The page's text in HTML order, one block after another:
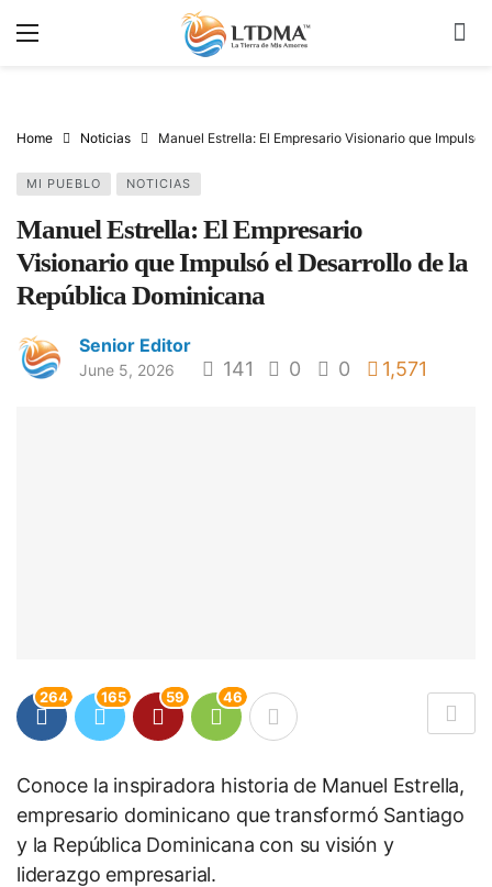
Home Noticias Manuel Estrella: El Empresario Visionario que
MI PUEBLO NOTICIAS
Manuel Estrella: El Empresario
Visionario que Impulsó el Desarrollo de la
República Dominicana
Senior Editor
June 5, 2026 141 0 0 1,571
264 165 59 46
Conoce la inspiradora historia de Manuel Estrella,
empresario dominicano que transformó Santiago
y la República Dominicana con su visión y
liderazgo empresarial.